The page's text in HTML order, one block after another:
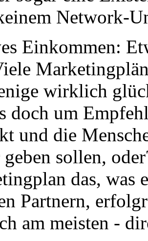
Network-
Einkommen:
wirklich
doch um
und die
sollen,
das, was
Partnern,
am meisten -